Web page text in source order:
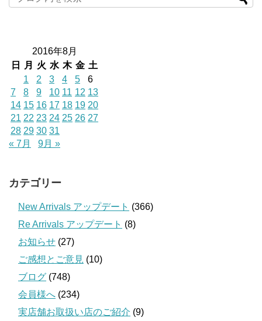
2016年8月
日
月 火 水 木 金 土
1
2 3 4 5
6
7
8 9 10 11 12 13
14 15 16 17 18 19 20
21 22 23 24 25 26 27
28 29 30 31
« 7月
9月 »
カテゴリー
New Arrivals アップデート (366)
Re Arrivals アップデート (8)
お知らせ (27)
ご感想とご意見 (10)
ブログ (748)
会員様へ (234)
実店舗お取扱い店のご紹介 (9)